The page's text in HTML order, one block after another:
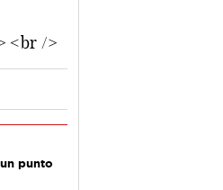
<br />
punto